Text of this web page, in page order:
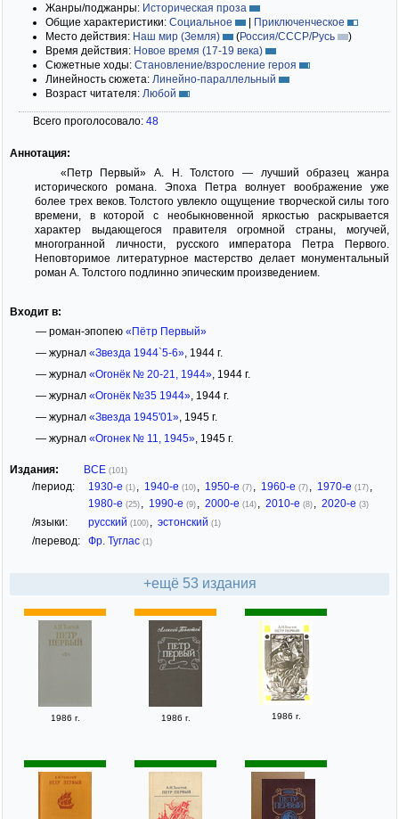
Жанры/поджанры: Историческая проза
Общие характеристики: Социальное | Приключенческое
Место действия: Наш мир (Земля) (Россия/СССР/Русь
)
Время действия: Новое время (17-19 века)
Сюжетные ходы: Становление/взросление героя
Линейность сюжета: Линейно-параллельный
Возраст читателя: Любой
Всего проголосовало: 48
Аннотация:
«Петр Первый» А. Н. Толстого — лучший образец жанра
исторического романа. Эпоха Петра волнует воображение уже
более трех веков. Толстого увлекло ощущение творческой силы того
времени, в которой с необыкновенной яркостью раскрывается
характер выдающегося правителя огромной страны, могучей,
многогранной личности, русского императора Петра Первого.
Неповторимое литературное мастерство делает монументальный
роман А. Толстого подлинно эпическим произведением.
Входит в:
— роман-эпопею «Пётр Первый»
— журнал «Звезда 1944`5-6», 1944 г.
— журнал «Огонёк № 20-21, 1944», 1944 г.
— журнал «Огонёк №35 1944», 1944 г.
— журнал «Звезда 1945'01», 1945 г.
— журнал «Огонек № 11, 1945», 1945 г.
Издания: ВСЕ (101)
/период: 1930-е (1) 1940-е (10) 1950-е (7) 1960-е (7) 1970-е (17)
1980-е (25) 1990-е (9) 2000-е (14) 2010-е (8) 2020-е (3)
/языки: русский (100) эстонский (1)
/перевод: Фр. Туглас (1)
+ещё 53 издания
1986 г. 1986 г. 1986 г.